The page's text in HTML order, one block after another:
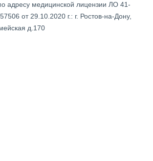
адресу медицинской лицензии ЛО 41-
от 29.10.2020 г.: г. Ростов-на-Дону,
д.170